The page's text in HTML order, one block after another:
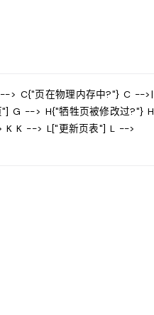
> C{"页在物理内存中?"} C -->|
G --> H{"牺牲页被修改过?"} H
K K --> L["更新页表"] L -->